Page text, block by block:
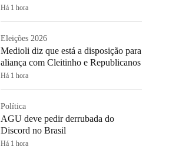
Há 1 hora
Eleições 2026
Medioli diz que está a disposição para
aliança com Cleitinho e Republicanos
Há 1 hora
Política
AGU deve pedir derrubada do
Discord no Brasil
Há 1 hora